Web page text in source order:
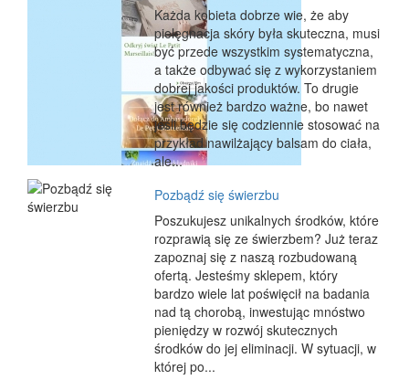
Każda kobieta dobrze wie, że aby
pielęgnacja skóry była skuteczna, musi
być przede wszystkim systematyczna,
a także odbywać się z wykorzystaniem
dobrej jakości produktów. To drugie
jest również bardzo ważne, bo nawet
jeśli będzie się codziennie stosować na
przykład nawilżający balsam do ciała,
ale...
Pozbądź się świerzbu
Poszukujesz unikalnych środków, które
rozprawią się ze świerzbem? Już teraz
zapoznaj się z naszą rozbudowaną
ofertą. Jesteśmy sklepem, który
bardzo wiele lat poświęcił na badania
nad tą chorobą, inwestując mnóstwo
pieniędzy w rozwój skutecznych
środków do jej eliminacji. W sytuacji, w
której po...